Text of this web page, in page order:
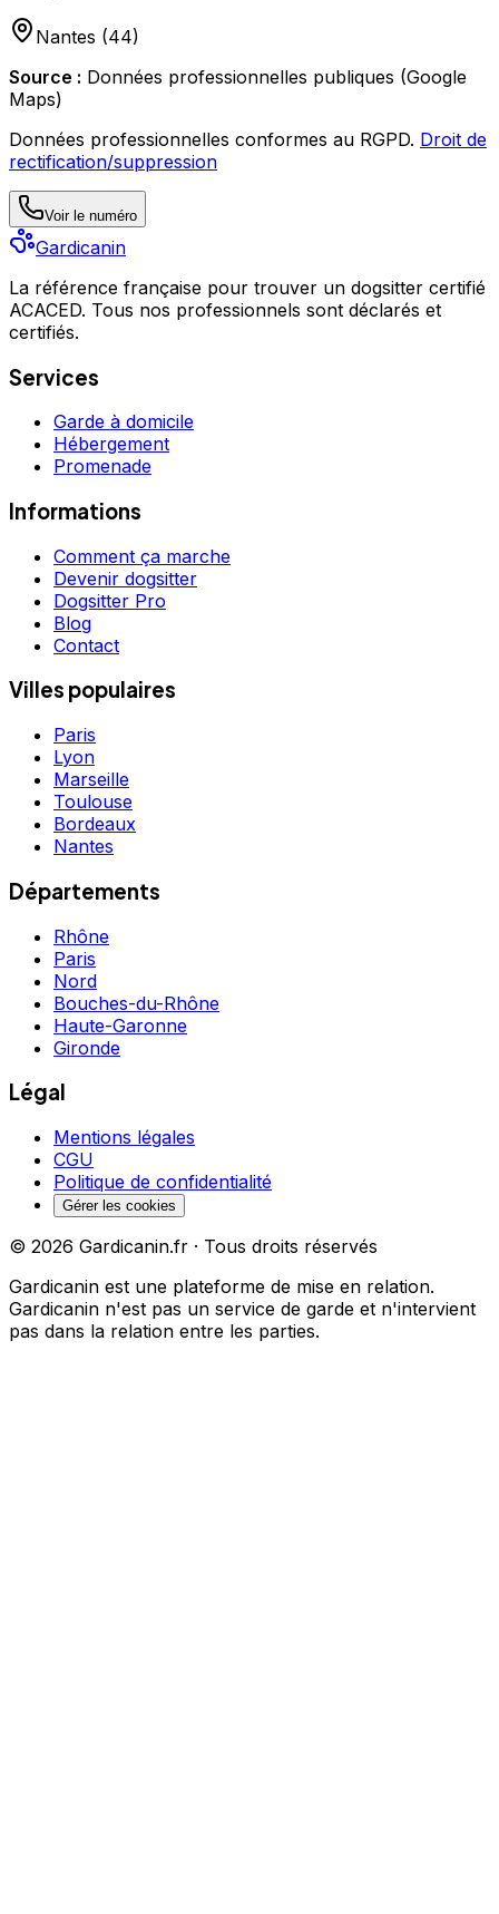
Nantes (44)
Source : Données professionnelles publiques (Google
Maps)
Données professionnelles conformes au RGPD. Droit de
rectification/suppression
Voir le numéro
Gardicanin
La référence française pour trouver un dogsitter certifié
ACACED. Tous nos professionnels sont déclarés et
certifiés.
Services
Garde à domicile
Hébergement
Promenade
Informations
Comment ça marche
Devenir dogsitter
Dogsitter Pro
Blog
Contact
Villes populaires
Paris
Lyon
Marseille
Toulouse
Bordeaux
Nantes
Départements
Rhône
Paris
Nord
Bouches-du-Rhône
Haute-Garonne
Gironde
Légal
Mentions légales
CGU
Politique de confidentialité
Gérer les cookies
© 2026 Gardicanin.fr · Tous droits réservés
Gardicanin est une plateforme de mise en relation.
Gardicanin n'est pas un service de garde et n'intervient
pas dans la relation entre les parties.